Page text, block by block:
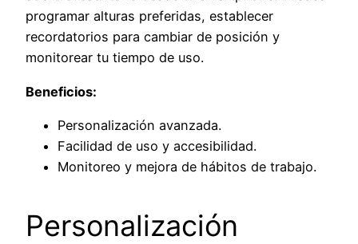
programar alturas preferidas, establecer
recordatorios para cambiar de posición y
monitorear tu tiempo de uso.
Beneficios:
Personalización avanzada.
Facilidad de uso y accesibilidad.
Monitoreo y mejora de hábitos de trabajo.
Personalización